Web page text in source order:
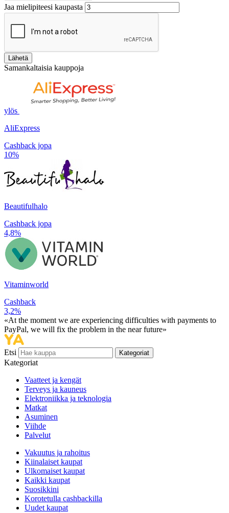
Jaa mielipiteesi kaupasta
Lähetä
Samankaltaisia kauppoja
ylös
AliExpress
Cashback jopa
10%
Beautifulhalo
Cashback jopa
4,8%
Vitaminworld
Cashback
3,2%
«At the moment we are experiencing difficulties with payments to
PayPal, we will fix the problem in the near future»
Etsi Kategoriat
Kategoriat
Vaatteet ja kengät
Terveys ja kauneus
Elektroniikka ja teknologia
Matkat
Asuminen
Viihde
Palvelut
Vakuutus ja rahoitus
Kiinalaiset kaupat
Ulkomaiset kaupat
Kaikki kaupat
Suosikkini
Korotetulla cashbackilla
Uudet kaupat